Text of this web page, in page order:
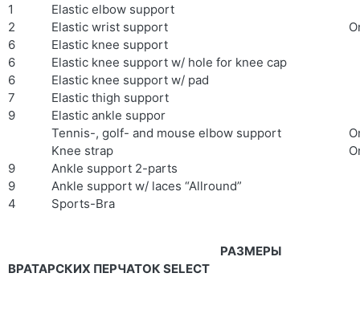
1
Elastic elbow support
2
Elastic wrist support
6
Elastic knee support
6
Elastic knee support w/ hole for knee cap
6
Elastic knee support w/ pad
7
Elastic thigh support
9
Elastic ankle suppor
Tennis-, golf- and mouse elbow support
Knee strap
9
Ankle support 2-parts
9
Ankle support w/ laces “Allround”
4
Sports-Bra
РАЗМЕРЫ
ВРАТАРСКИХ ПЕРЧАТОК SELECT